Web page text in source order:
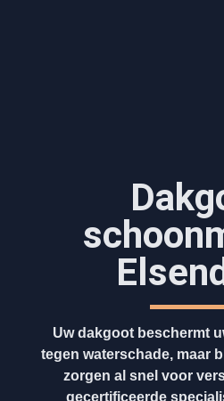
Uw dakgoot beschermt
tegen waterschade, maar
zorgen al snel voor
gecertificeerde